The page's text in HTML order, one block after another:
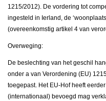
1215/2012). De vordering tot
ingesteld in Ierland, de
(overeenkomstig artikel 4 van
Overweging:
De beslechting van het geschil
onder a van Verordening (EU)
toegepast. Het EU-Hof heeft
(internationaal) bevoegd mag